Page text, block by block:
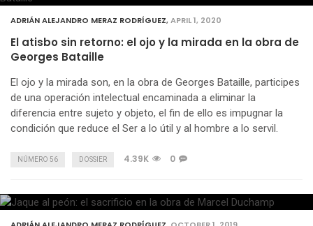
ADRIÁN ALEJANDRO MERAZ RODRÍGUEZ,APRIL 1, 2020
El atisbo sin retorno: el ojo y la mirada en la obra de
Georges Bataille
El ojo y la mirada son, en la obra de Georges Bataille, participes
de una operación intelectual encaminada a eliminar la
diferencia entre sujeto y objeto, el fin de ello es impugnar la
condición que reduce el Ser a lo útil y al hombre a lo servil.
NÚMERO 56 DOSSIER 4.39K 0